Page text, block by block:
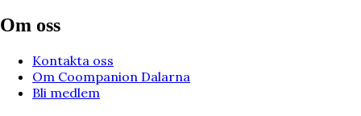
Om oss
Kontakta oss
Om Coompanion Dalarna
Bli medlem